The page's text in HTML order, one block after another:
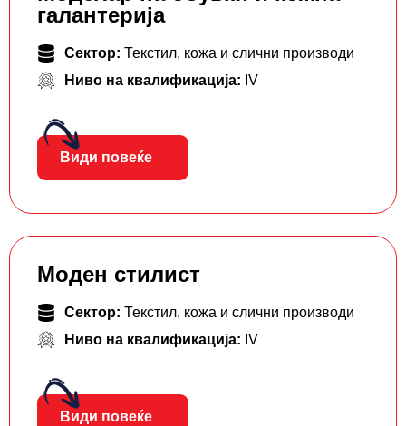
галантерија
Сектор: Текстил, кожа и слични производи
Ниво на квалификација: IV
Види повеќе
Моден стилист
Сектор: Текстил, кожа и слични производи
Ниво на квалификација: IV
Види повеќе